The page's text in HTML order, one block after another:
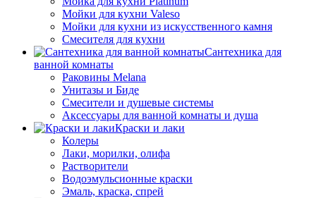
Мойки для кухни Valeso
Мойки для кухни из искусственного камня
Смесителя для кухни
Сантехника для
ванной комнаты
Раковины Melana
Унитазы и Биде
Смесители и душевые системы
Аксессуары для ванной комнаты и душа
Краски и лаки
Колеры
Лаки, морилки, олифа
Растворители
Водоэмульсионные краски
Эмаль, краска, спрей